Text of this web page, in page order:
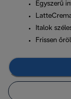
Egyszerű
Italok
Frissen